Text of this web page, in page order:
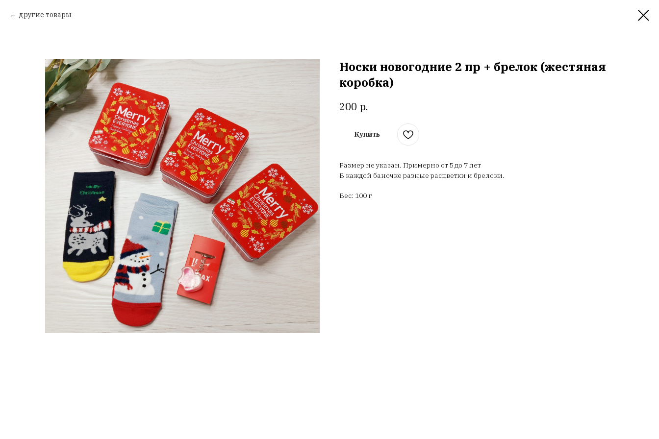
другие товары
Носки новогодние 2 пр + брелок (жестяная
коробка)
200 р.
Купить
Размер не указан. Примерно от 5 до 7 лет
В каждой баночке разные расцветки и брелоки.
Вес: 100 г